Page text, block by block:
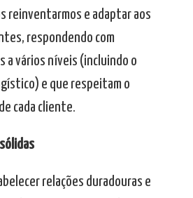
reinventarmos e adaptar aos
respondendo com
a vários níveis (incluindo o
e que respeitam o
cada cliente.
relações duradouras e